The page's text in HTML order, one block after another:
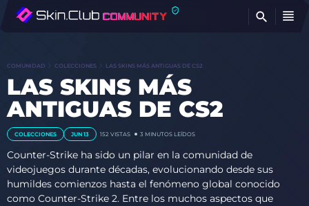
COMUNIDAD COLECCIONES LAS SKINS MÁS ANTIGUAS DE CS2
LAS SKINS MÁS
ANTIGUAS DE CS2
COLECCIONES JUN 13 152 VISTAS 3 MINUTOS LEÍDOS
Counter-Strike ha sido un pilar en la comunidad de
videojuegos durante décadas, evolucionando desde sus
humildes comienzos hasta el fenómeno global conocido
como Counter-Strike 2. Entre los muchos aspectos que